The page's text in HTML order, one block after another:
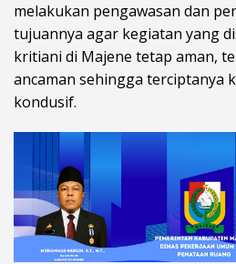
melakukan pengawasan dan
tujuannya agar kegiatan yang
kritiani di Majene tetap aman,
ancaman sehingga terciptanya
kondusif.